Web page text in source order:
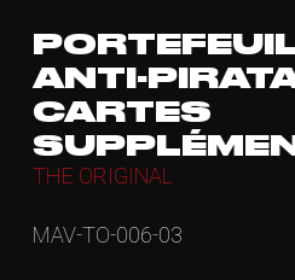
ANTI-
CARTES
THE ORIGINAL
MAV-TO-006-03